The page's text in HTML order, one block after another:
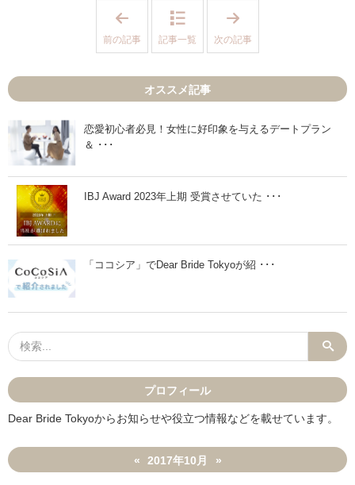
プ
フ
ィ
ー
の
自
の
の
し
け
と
」
前の記事 記事一覧
お
合
っ
こ
ん
す
次の記事
オススメ記事
恋愛初心者必見！女性に好印象を与えるデートプラン
＆ ･･･
IBJ Award 2023年上期 受賞させていた ･･･
「ココシア」でDear Bride Tokyoが紹 ･･･
プロフィール
Dear Bride Tokyoからお知らせや役立つ情報などを載せています。
« 2017年10月 »